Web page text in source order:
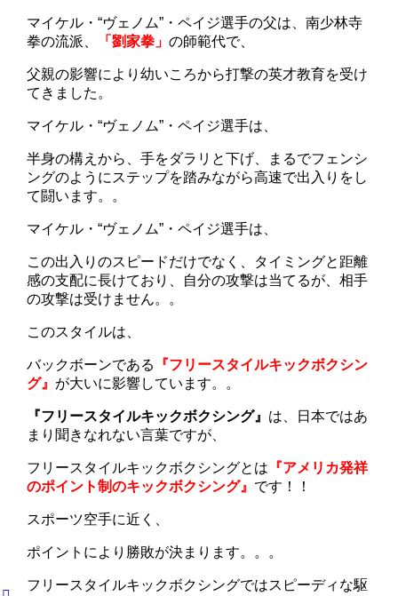
マイケル・“ヴェノム”・ペイジ選手の父は、南少林寺
拳の流派、
「劉家拳」の師範代で、
父親の影響により幼いころから打撃の英才教育を受け
てきました。
マイケル・“ヴェノム”・ペイジ選手は、
半身の構えから、手をダラリと下げ、まるでフェンシ
ングのようにステップを踏みながら高速で出入りをし
て闘います。。
マイケル・“ヴェノム”・ペイジ選手は、
この出入りのスピードだけでなく、タイミングと距離
感の支配に長けており、自分の攻撃は当てるが、相手
の攻撃は受けません。。
このスタイルは、
バックボーンである
『フリースタイルキックボクシン
グ』 が大いに影響しています。。
『フリースタイルキックボクシング』 は、日本ではあ
まり聞きなれない言葉ですが、
フリースタイルキックボクシングとは 『アメリカ発祥
のポイント制のキックボクシング』 です！！
スポーツ空手に近く、
ポイントにより勝敗が決まります。。。
フリースタイルキックボクシングではスピーディな駆